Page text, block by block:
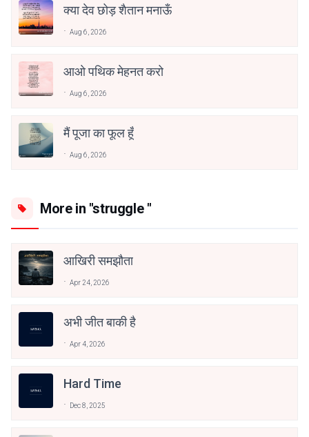
क्या देव छोड़ शैतान मनाऊँ
Aug 6, 2026
आओ पथिक मेहनत करो
Aug 6, 2026
मैं पूजा का फूल हूँ
Aug 6, 2026
More in "struggle "
आखिरी समझौता
Apr 24, 2026
अभी जीत बाकी है
Apr 4, 2026
Hard Time
Dec 8, 2025